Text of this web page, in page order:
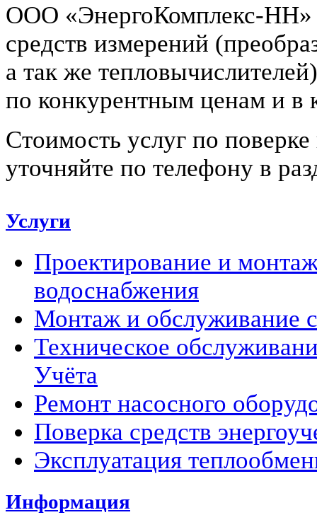
OOO «ЭнергоКомплекс-НН»
средств измерений
а так же
по конкурентным ценам и в
Стоимость услуг по
уточняйте по телефону в
Услуги
Проектирование и
водоснабжения
Монтаж и обслуживание
Техническое
Учёта
Ремонт насосного
Поверка средств
Эксплуатация
Информация